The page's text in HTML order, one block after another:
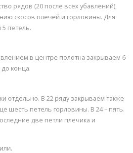
рядов (20 после всех убавлений),
скосов плечей и горловины. Для
5 петель.
в центре полотна закрываем 6
конца.
отдельно. В 22 ряду закрываем также
шесть петель горловины. В 24 – пять.
две петли плечика и